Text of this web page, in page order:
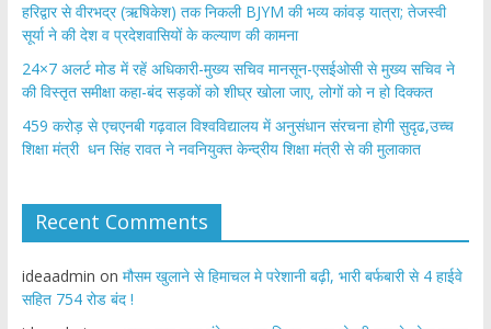
​हरिद्वार से वीरभद्र (ऋषिकेश) तक निकली BJYM की भव्य कांवड़ यात्रा; तेजस्वी
सूर्या ने की देश व प्रदेशवासियों के कल्याण की कामना
24×7 अलर्ट मोड में रहें अधिकारी-मुख्य सचिव मानसून-एसईओसी से मुख्य सचिव ने
की विस्तृत समीक्षा कहा-बंद सड़कों को शीघ्र खोला जाए, लोगों को न हो दिक्कत
459 करोड़ से एचएनबी गढ़वाल विश्वविद्यालय में अनुसंधान संरचना होगी सुदृढ,उच्च
शिक्षा मंत्री धन सिंह रावत ने नवनियुक्त केन्द्रीय शिक्षा मंत्री से की मुलाकात
Recent Comments
ideaadmin on मौसम खुलाने से हिमाचल मे परेशानी बढ़ी, भारी बर्फबारी से 4 हाईवे
सहित 754 रोड बंद !